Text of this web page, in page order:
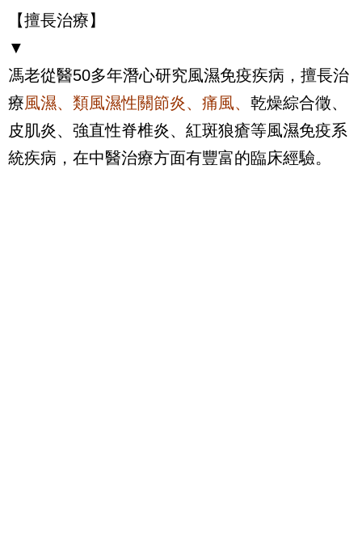
【擅長治療】
▼
馮老從醫50多年潛心研究風濕免疫疾病，擅長治
療風濕、類風濕性關節炎、痛風、 乾燥綜合徵、
皮肌炎、強直性脊椎炎、紅斑狼瘡等風濕免疫系
統疾病，在中醫治療方面有豐富的臨床經驗。